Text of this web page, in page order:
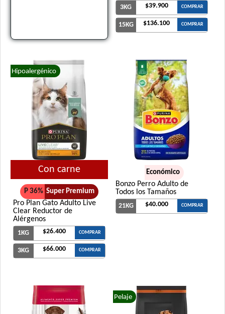
3KG $39.900 COMPRAR
15KG $136.100 COMPRAR
Hipoalergénico
Con carne
P 36% Super Premium
Pro Plan Gato Adulto Live
Clear Reductor de
Alérgenos
1KG $26.400 COMPRAR
3KG $66.000 COMPRAR
Económico
Bonzo Perro Adulto de
Todos los Tamaños
21KG $40.000 COMPRAR
Pelaje